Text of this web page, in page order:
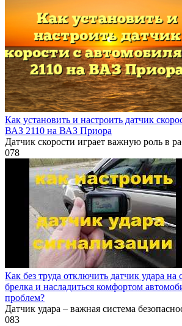
Как установить и настроить датчик
ВАЗ 2110 на ВАЗ Приора
Датчик скорости играет важную роль в
078
Как без труда отключить датчик удара на
брелка и насладиться комфортом
проблем?
Датчик удара – важная система
083